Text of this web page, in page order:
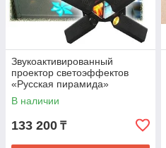
Звукоактивированный
проектор светоэффектов
«Русская пирамида»
В наличии
133 200 ₸